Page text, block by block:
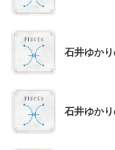
石井ゆか
石井ゆか